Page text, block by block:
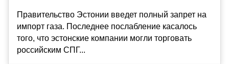
Правительство Эстонии введет полный запрет на
импорт газа. Последнее послабление касалось
того, что эстонские компании могли торговать
российским СПГ...